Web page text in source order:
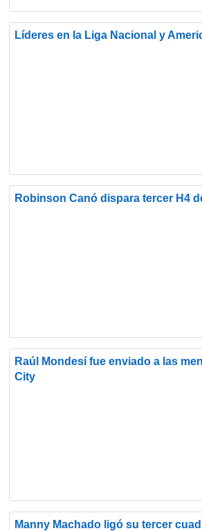
Líderes en la Liga Nacional y
Robinson Canó dispara tercer H4
Raúl Mondesí fue enviado a las
City
Manny Machado ligó su tercer